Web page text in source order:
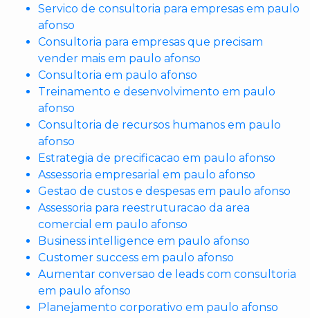
Servico de consultoria para empresas em paulo
afonso
Consultoria para empresas que precisam
vender mais em paulo afonso
Consultoria em paulo afonso
Treinamento e desenvolvimento em paulo
afonso
Consultoria de recursos humanos em paulo
afonso
Estrategia de precificacao em paulo afonso
Assessoria empresarial em paulo afonso
Gestao de custos e despesas em paulo afonso
Assessoria para reestruturacao da area
comercial em paulo afonso
Business intelligence em paulo afonso
Customer success em paulo afonso
Aumentar conversao de leads com consultoria
em paulo afonso
Planejamento corporativo em paulo afonso